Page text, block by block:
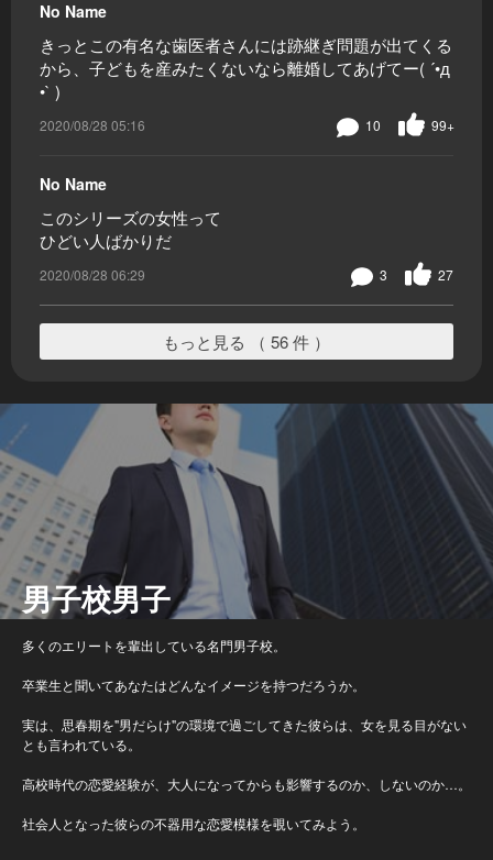
No Name
きっとこの有名な歯医者さんには跡継ぎ問題が出てくる
から、子どもを産みたくないなら離婚してあげてー( ´•д
•` )
2020/08/28 05:16 99+
10
No Name
このシリーズの女性って
ひどい人ばかりだ
2020/08/28 06:29 27
3
もっと見る （ 56 件 ）
男子校男子
多くのエリートを輩出している名門男子校。
卒業生と聞いてあなたはどんなイメージを持つだろうか。
実は、思春期を"男だらけ"の環境で過ごしてきた彼らは、女を見る目がない
とも言われている。
高校時代の恋愛経験が、大人になってからも影響するのか、しないのか…。
社会人となった彼らの不器用な恋愛模様を覗いてみよう。